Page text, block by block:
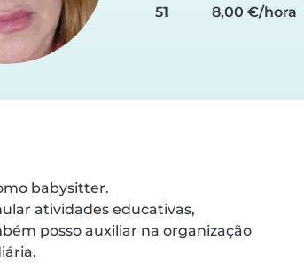
51
8,00 €/hora
babysitter.
atividades educativas,
posso auxiliar na organização